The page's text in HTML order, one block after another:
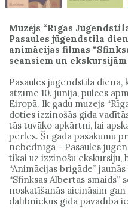
Muzejs “Rīgas
Pasaules jūgendstila
animācijas filmas
seansiem un
Pasaules jūgendstila
atzīmē 10. jūnijā, pulcēs
Eiropā. Ik gadu muzejs
doties izzinošās gida
tās tuvāko apkārtni, lai
pērles. Šī gada pasākumu
nebēdnīga - Pasaules
tikai uz izzinošu ekskursiju,
“Animācijas brigāde”
“Sfinksas Albertas smaids”
noskatīšanās aicināsim gan
dalībniekus gida pavadībā